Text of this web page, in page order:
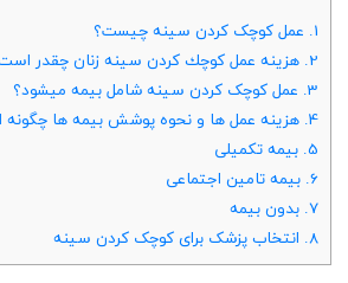
1. عمل کوچک کردن سینه چیست؟
2. هزينه عمل كوچك كردن سينه زنان چقدر
3. عمل کوچک کردن سینه شامل بیمه میشود؟
4. هزینه عمل ها و نحوه پوشش بیمه ها
5. بیمه تکمیلی
6. بیمه تامین اجتماعی
7. بدون بیمه
8. انتخاب پزشک برای کوچک کردن سینه